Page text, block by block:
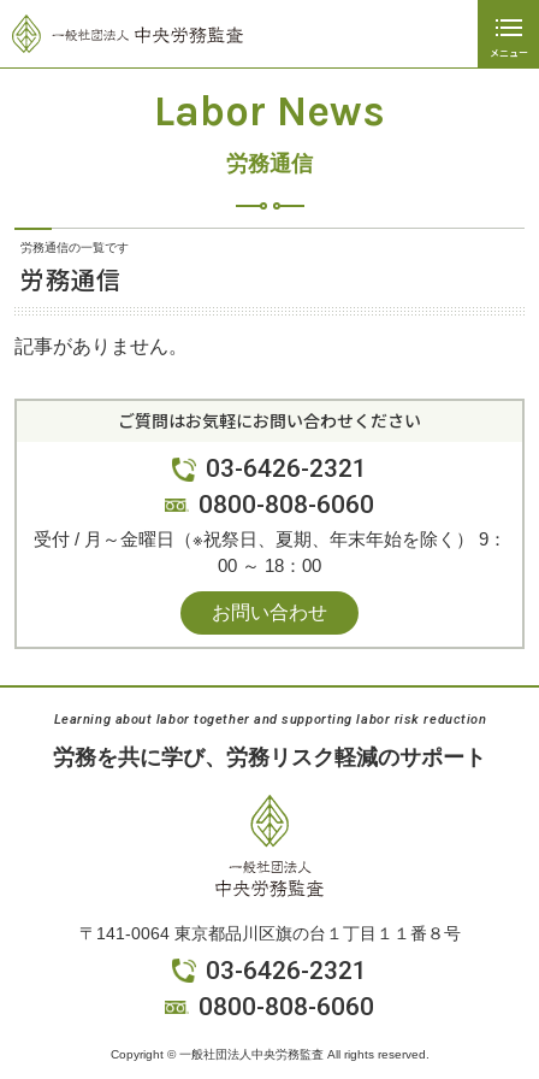
メニュー
会社紹介
サービス内容
お問い合わせ
労務通信
プライバシーポリシー
0800-808-6060
月～金曜日（※祝祭日、夏期、年末年始を除く）
閉じる
Labor News
労務通信
労務通信の一覧です
労務通信
記事がありません。
ご質問はお気軽にお問い合わせください
03-6426-2321
0800-808-6060
受付 / 月～金曜日（※祝祭日、夏期、年末年始を除く） 9：
00 ～ 18：00
お問い合わせ
Learning about labor together and supporting labor risk reduction
労務を共に学び、 労務リスク軽減のサポート
〒141-0064 東京都品川区旗の台１丁目１１番８号
03-6426-2321
0800-808-6060
Copyright © 一般社団法人中央労務監査 All rights reserved.